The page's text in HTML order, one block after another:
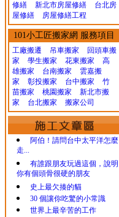
修繕
新北市房屋修繕
台北房
屋修繕
房屋修繕工程
101小工匠搬家網 服務項目
工廠搬遷 吊車搬家
回頭車搬
家
學生搬家 花東搬家
高
雄搬家
台南搬家
雲嘉搬
家
彰投搬家 台中搬家
竹
苗搬家
桃園搬家
新北市搬
家
台北搬家 搬家公司
阿伯！請問台中太平洋怎麼
走...
有誰跟朋友玩過這個，說明
你有個頭骨很硬的朋友
史上最欠揍的貓
30 個讓你吃驚的小常識
世界上最辛苦的工作